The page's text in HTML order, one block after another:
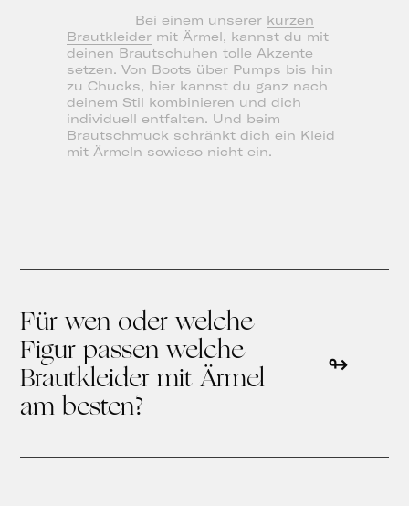
Bei einem unserer kurzen
Brautkleidermit Ärmel, kannst du mit
deinen Brautschuhen tolle Akzente
setzen. Von Boots über Pumps bis hin
zu Chucks, hier kannst du ganz nach
deinem Stil kombinieren und dich
individuell entfalten. Und beim
Brautschmuck schränkt dich ein Kleid
mit Ärmeln sowieso nicht ein.
Für wen oder welche
Figur passen welche
Brautkleider mit Ärmel
am besten?